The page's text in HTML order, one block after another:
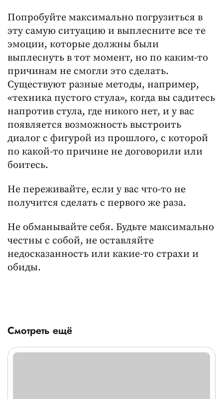
Попробуйте максимально погрузиться в
эту самую ситуацию и выплесните все те
эмоции, которые должны были
выплеснуть в тот момент, но по каким-то
причинам не смогли это сделать.
Существуют разные методы, например,
«техника пустого стула», когда вы садитесь
напротив стула, где никого нет, и у вас
появляется возможность выстроить
диалог с фигурой из прошлого, с которой
по какой-то причине не договорили или
боитесь.
Не переживайте, если у вас что-то не
получится сделать с первого же раза.
Не обманывайте себя. Будьте максимально
честны с собой, не оставляйте
недосказанность или какие-то страхи и
обиды.
Смотреть ещё